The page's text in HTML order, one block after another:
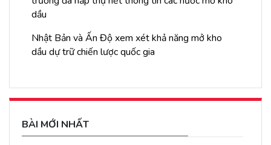
dầu
Nhật Bản và Ấn Độ xem xét khả năng mở kho
dầu dự trữ chiến lược quốc gia
BÀI MỚI NHẤT